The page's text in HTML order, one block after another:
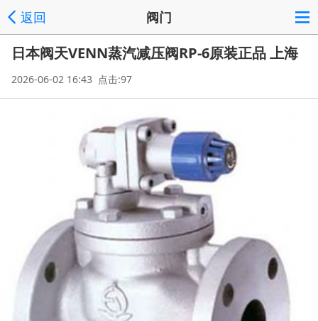
返回 阀门
日本阀天VENN蒸汽减压阀RP-6原装正品 上海
2026-06-02 16:43 点击:97